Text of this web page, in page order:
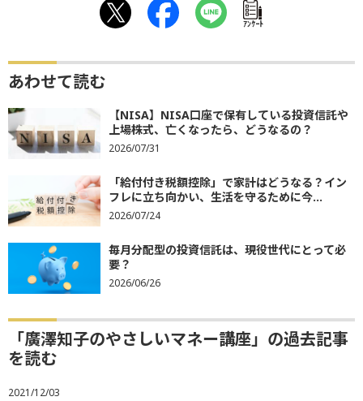
ｱﾝｹｰﾄ
あわせて読む
【NISA】NISA口座で保有している投資信託や
上場株式、亡くなったら、どうなるの？
2026/07/31
「給付付き税額控除」で家計はどうなる？イン
フレに立ち向かい、生活を守るために今...
2026/07/24
毎月分配型の投資信託は、現役世代にとって必
要？
2026/06/26
「廣澤知子のやさしいマネー講座」の過去記事
を読む
2021/12/03